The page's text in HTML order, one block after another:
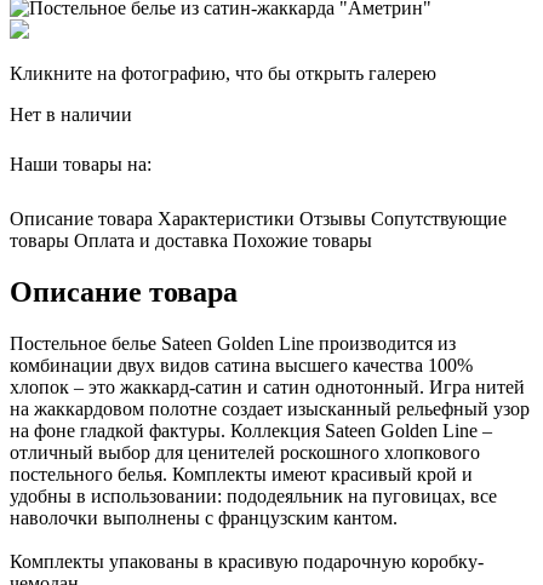
Кликните на фотографию, что бы открыть галерею
Нет в наличии
Наши товары на:
Описание товара Характеристики Отзывы Сопутствующие
товары Оплата и доставка Похожие товары
Описание товара
Постельное белье Sateen Golden Line производится из
комбинации двух видов сатина высшего качества 100%
хлопок – это жаккард-сатин и сатин однотонный. Игра нитей
на жаккардовом полотне создает изысканный рельефный узор
на фоне гладкой фактуры. Коллекция Sateen Golden Line –
отличный выбор для ценителей роскошного хлопкового
постельного белья. Комплекты имеют красивый крой и
удобны в использовании: пододеяльник на пуговицах, все
наволочки выполнены с французским кантом.
Комплекты упакованы в красивую подарочную коробку-